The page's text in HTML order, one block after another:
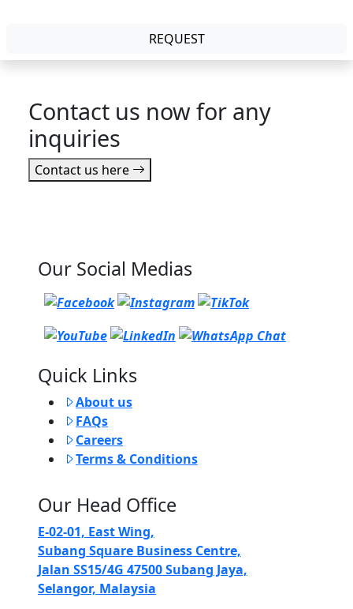
REQUEST
Contact us now for any
inquiries
Contact us here
Quick Links
About us
FAQs
Careers
Terms & Conditions
Our Head Office
E-02-01, East Wing,
Subang Square Business Centre,
Jalan SS15/4G 47500 Subang Jaya,
Selangor, Malaysia
Our Social Medias